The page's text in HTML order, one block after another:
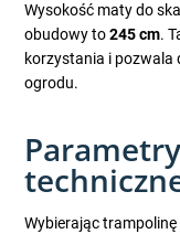
Wysokość maty do
obudowy to245 cm.
korzystania i
ogrodu.
Wybierając